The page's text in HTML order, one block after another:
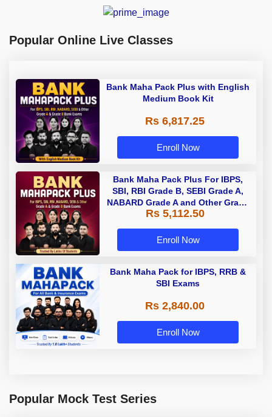
Popular Online Live Classes
Bank Maha Pack Plus with English
Medium Book Kit
Rs 6,817.25
Enroll Now
Bank Maha Pack Plus For IBPS,
SBI, RBI Grade B, SEBI Grade A,
NABARD Grade A and Other Grade
A & Grade B Bank Exams
Rs 5,112.50
Enroll Now
Bank Maha Pack for IBPS, RRB &
SBI Exams
Rs 2,840.00
Enroll Now
Popular Mock Test Series